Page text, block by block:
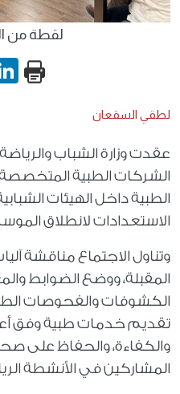
لقطة من
لطقي السقعان
عقدت وزارة الشباب
الشركات الطبية
الطبية داخل الهيئات
الاستعدادات لانطلاق
وتناول الاجتماع مناقشة
المقبلة، ووضع الضوابط
الكشوفات والفحوصات
تقديم خدمات طبية وفق
والكفاءة، والحفاظ على
المشاركين في الأنشطة